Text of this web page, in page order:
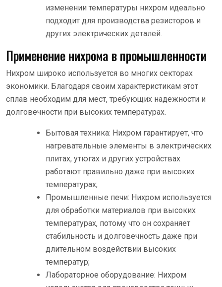
изменении температуры нихром идеально
подходит для производства резисторов и
других электрических деталей.
Применение нихрома в промышленности
Нихром широко используется во многих секторах
экономики. Благодаря своим характеристикам этот
сплав необходим для мест, требующих надежности и
долговечности при высоких температурах.
Бытовая техника: Нихром гарантирует, что
нагревательные элементы в электрических
плитах, утюгах и других устройствах
работают правильно даже при высоких
температурах;
Промышленные печи: Нихром используется
для обработки материалов при высоких
температурах, потому что он сохраняет
стабильность и долговечность даже при
длительном воздействии высоких
температур;
Лабораторное оборудование: Нихром